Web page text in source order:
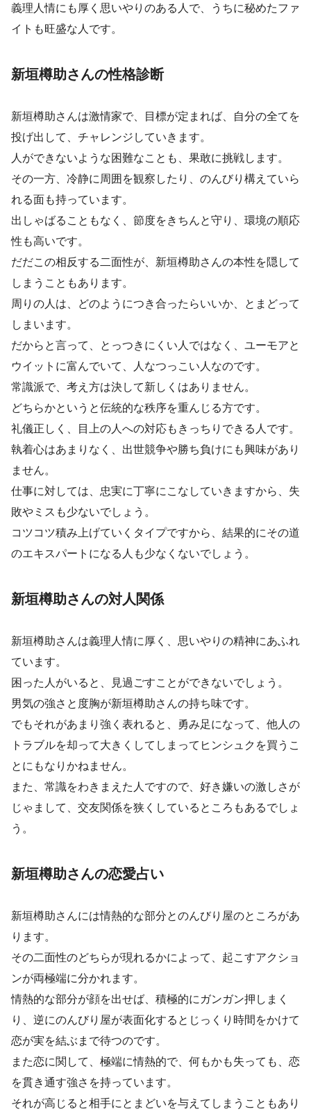
義理人情にも厚く思いやりのある人で、うちに秘めたファ
イトも旺盛な人です。
新垣樽助さんの性格診断
新垣樽助さんは激情家で、目標が定まれば、自分の全てを
投げ出して、チャレンジしていきます。
人ができないような困難なことも、果敢に挑戦します。
その一方、冷静に周囲を観察したり、のんびり構えていら
れる面も持っています。
出しゃばることもなく、節度をきちんと守り、環境の順応
性も高いです。
だだこの相反する二面性が、新垣樽助さんの本性を隠して
しまうこともあります。
周りの人は、どのようにつき合ったらいいか、とまどって
しまいます。
だからと言って、とっつきにくい人ではなく、ユーモアと
ウイットに富んでいて、人なつっこい人なのです。
常識派で、考え方は決して新しくはありません。
どちらかというと伝統的な秩序を重んじる方です。
礼儀正しく、目上の人への対応もきっちりできる人です。
執着心はあまりなく、出世競争や勝ち負けにも興味があり
ません。
仕事に対しては、忠実に丁寧にこなしていきますから、失
敗やミスも少ないでしょう。
コツコツ積み上げていくタイプですから、結果的にその道
のエキスパートになる人も少なくないでしょう。
新垣樽助さんの対人関係
新垣樽助さんは義理人情に厚く、思いやりの精神にあふれ
ています。
困った人がいると、見過ごすことができないでしょう。
男気の強さと度胸が新垣樽助さんの持ち味です。
でもそれがあまり強く表れると、勇み足になって、他人の
トラブルを却って大きくしてしまってヒンシュクを買うこ
とにもなりかねません。
また、常識をわきまえた人ですので、好き嫌いの激しさが
じゃまして、交友関係を狭くしているところもあるでしょ
う。
新垣樽助さんの恋愛占い
新垣樽助さんには情熱的な部分とのんびり屋のところがあ
ります。
その二面性のどちらが現れるかによって、起こすアクショ
ンが両極端に分かれます。
情熱的な部分が顔を出せば、積極的にガンガン押しまく
り、逆にのんびり屋が表面化するとじっくり時間をかけて
恋が実を結ぶまで待つのです。
また恋に関して、極端に情熱的で、何もかも失っても、恋
を貫き通す強さを持っています。
それが高じると相手にとまどいを与えてしまうこともあり